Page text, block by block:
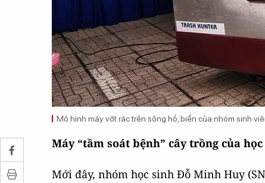
Mô hình máy vớt rác trên sông hồ, biển của nhóm sinh
Máy “tầm soát bệnh” cây trồng của
Mới đây, nhóm học sinh Đỗ Minh Huy